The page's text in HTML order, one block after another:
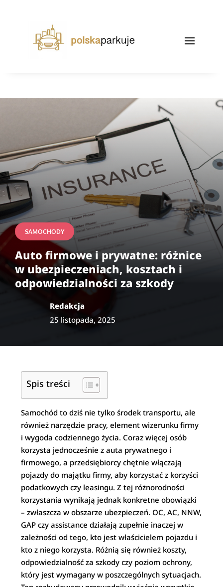
SAMOCHODY
Auto firmowe i prywatne: różnice
w ubezpieczeniach, kosztach i
odpowiedzialności za szkody
Redakcja
25 listopada, 2025
Spis treści
Samochód to dziś nie tylko środek transportu, ale
również narzędzie pracy, element wizerunku firmy
i wygoda codziennego życia. Coraz więcej osób
korzysta jednocześnie z auta prywatnego i
firmowego, a przedsiębiorcy chętnie włączają
pojazdy do majątku firmy, aby korzystać z korzyści
podatkowych czy leasingu. Z tej różnorodności
korzystania wynikają jednak konkretne obowiązki
– zwłaszcza w obszarze ubezpieczeń. OC, AC, NNW,
GAP czy assistance działają zupełnie inaczej w
zależności od tego, kto jest właścicielem pojazdu i
kto z niego korzysta. Różnią się również koszty,
odpowiedzialność za szkody czy poziom ochrony,
który jest wymagany w poszczególnych sytuacjach.